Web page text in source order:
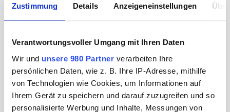
Zustimmung Details Anzeigeneinstellungen
Verantwortungsvoller Umgang mit Ihren Daten
Wir und unsere 980 Partner verarbeiten Ihre
persönlichen Daten, wie z. B. Ihre IP-Adresse, mithilfe
von Technologien wie Cookies, um Informationen auf
Ihrem Gerät zu speichern und darauf zuzugreifen und so
personalisierte Werbung und Inhalte, Messungen von
Marketing Trend 3: Voice Search
(Sprachsuche)
Beim Marketing Trend der Sprachsuche geht es darum,
dass der User mit dem Smartphone oder einem Dienst
wie z. B. einem Alexa Lautsprecher, eine Suche per
Sprache startet. Der Lautsprecher gibt dann das
Ergebnis der ersten Position in der Suchmaschine wider,
bzw. wenn man sagt weiter, werden die nächsten